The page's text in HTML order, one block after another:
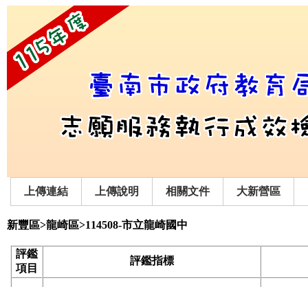
上傳連結 上傳說明 相關文件 大新營區
新豐區>龍崎區>114508-市立龍崎國中
評鑑
項目
評鑑指標